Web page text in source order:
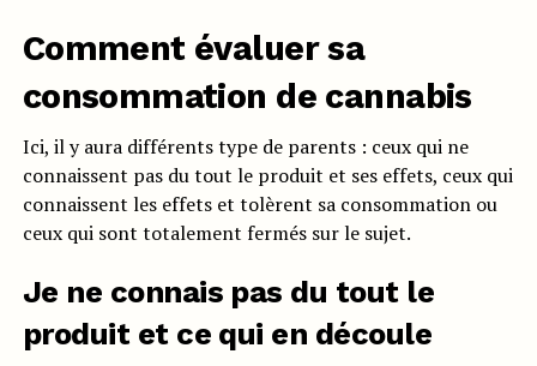
Comment évaluer sa
consommation de cannabis
Ici, il y aura différents type de parents : ceux qui ne
connaissent pas du tout le produit et ses effets, ceux qui
connaissent les effets et tolèrent sa consommation ou
ceux qui sont totalement fermés sur le sujet.
Je ne connais pas du tout le
produit et ce qui en découle